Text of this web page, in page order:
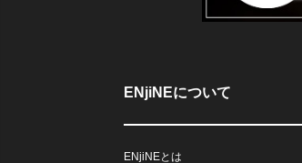
ENjiNEについて
ENjiNEとは